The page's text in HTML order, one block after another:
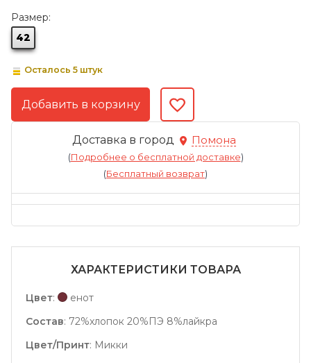
Размер:
42
Осталось 5 штук
Доставка в город Помона
(Подробнее о бесплатной доставке)
(Бесплатный возврат)
ХАРАКТЕРИСТИКИ ТОВАРА
Цвет:
енот
Состав: 72%хлопок 20%ПЭ 8%лайкра
Цвет/Принт: Микки